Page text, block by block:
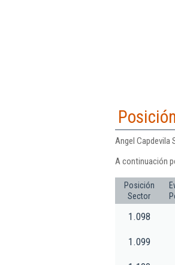
Angel Capdevila
A continuación
Posición
Sector
1.098
1.099